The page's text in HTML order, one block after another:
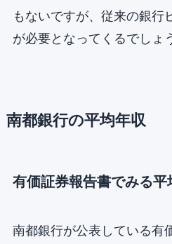
もないですが、従来の銀行
が必要となってくるでしょ
南都銀行の平均年収
有価証券報告書でみる平
南都銀行が公表している有